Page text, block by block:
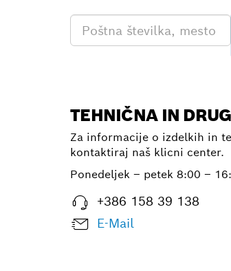
TEHNIČNA IN
Za informacije o izdelkih in
kontaktiraj naš klicni center.
Ponedeljek – petek 8:00 –
+386 158 39 138
E-Mail